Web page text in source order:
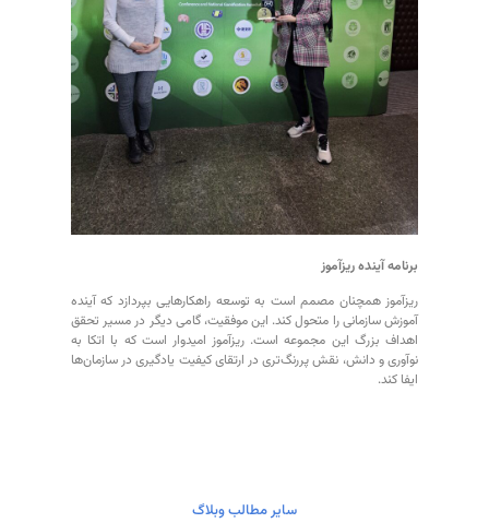
برنامه آینده ریزآموز
ریزآموز همچنان مصمم است به توسعه راهکارهایی بپردازد که آینده
آموزش سازمانی را متحول کند. این موفقیت، گامی دیگر در مسیر تحقق
اهداف بزرگ این مجموعه است. ریزآموز امیدوار است که با اتکا به
نوآوری و دانش، نقش پررنگ‌تری در ارتقای کیفیت یادگیری در سازمان‌ها
ایفا کند.
سایر مطالب وبلاگ